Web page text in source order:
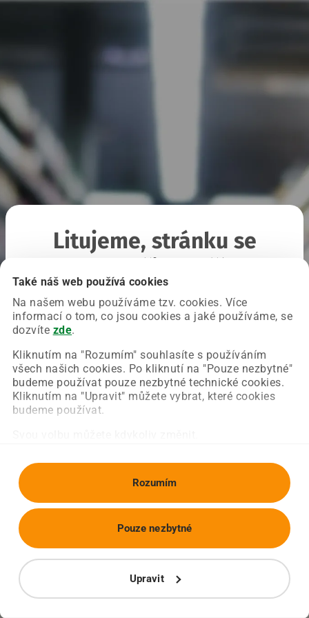
Také náš web používá cookies
Na našem webu používáme tzv. cookies. Více
informací o tom, co jsou cookies a jaké používáme, se
dozvíte zde.
Kliknutím na "Rozumím" souhlasíte s používáním
všech našich cookies. Po kliknutí na "Pouze nezbytné"
budeme používat pouze nezbytné technické cookies.
Kliknutím na "Upravit" můžete vybrat, které cookies
budeme používat.
Rozumím
Upravit
Pouze nezbytné
Litujeme, stránku se
Chyba nastala na naší straně a už ji opravujeme.
Zkuste prosím znovu načíst požadovanou stránku.
Obnovit stránku Úvodní strana